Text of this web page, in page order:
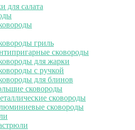
для салата
гриль
сковороды
для жарки
с ручкой
для блинов
сковороды
сковороды
сковороды